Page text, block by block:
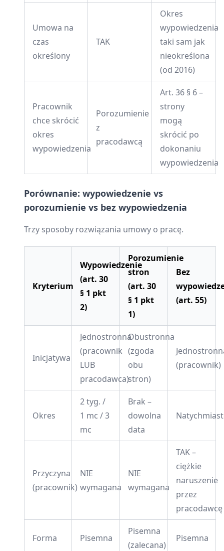
Umowa na
czas
określony
TAK
Okres
wypowiedzenia
taki sam jak
nieokreślona
(od 2016)
Pracownik
chce skrócić
okres
wypowiedzenia
Porozumienie
z
pracodawcą
Art. 36 § 6 –
strony
mogą
skrócić po
dokonaniu
wypowiedzenia
Porównanie: wypowiedzenie vs
porozumienie vs bez wypowiedzenia
Trzy sposoby rozwiązania umowy o pracę.
Kryterium
Wypowiedzenie
(art. 30
§ 1 pkt
2)
Porozumienie
stron
(art. 30
§ 1 pkt
1)
Bez
(art. 55)
Inicjatywa
Jednostronna
(pracownik
LUB
pracodawca)
Obustronna
(zgoda
obu
stron)
(pracownik)
Okres
2 tyg. /
1 mc / 3
mc
Brak –
dowolna
data
Przyczyna
(pracownik)
NIE
wymagana
NIE
wymagana
TAK –
ciężkie
naruszenie
przez
pracodawcę
Forma Pisemna
Pisemna
(zalecana)
Pisemna